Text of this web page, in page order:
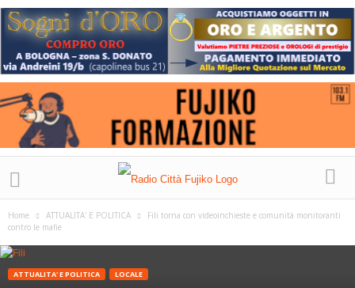
Home ATTUALITA' E POLITICA
Fili torna con videoinchieste e comunità monitoranti
contro le mafie
ATTUALITA' E POLITICA LOCALE